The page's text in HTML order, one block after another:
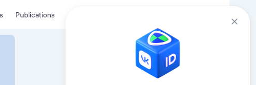
Publications